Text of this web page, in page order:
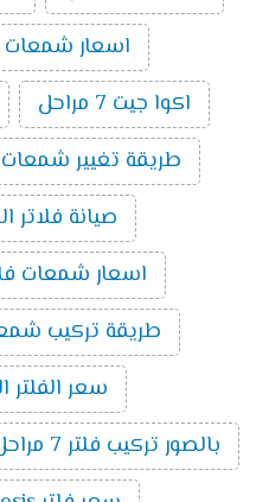
اسعار شمعات
اكوا جيت 7 مراحل
طريقة تغيير شمعات الفلتر 7
صيانة فلاتر المياه
اسعار شمعات فلتر
طريقة تركيب شمعات
سعر الفلتر
بالصور تركيب فلتر 7 مراحل